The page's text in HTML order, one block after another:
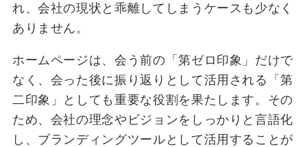
れ、会社の現状と乖離してしまうケースも少なく
ありません。
ホームページは、会う前の「第ゼロ印象」だけで
なく、会った後に振り返りとして活用される「第
二印象」としても重要な役割を果たします。その
ため、会社の理念やビジョンをしっかりと言語化
し、ブランディングツールとして活用することが